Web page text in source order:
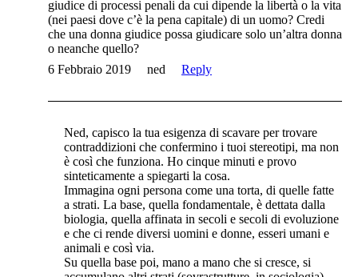
giudice di processi penali da cui dipende la libertà o la vita
(nei paesi dove c’è la pena capitale) di un uomo? Credi
che una donna giudice possa giudicare solo un’altra donna
o neanche quello?
6 Febbraio 2019
ned Reply
Ned, capisco la tua esigenza di scavare per trovare
contraddizioni che confermino i tuoi stereotipi, ma non
è così che funziona. Ho cinque minuti e provo
sinteticamente a spiegarti la cosa.
Immagina ogni persona come una torta, di quelle fatte
a strati. La base, quella fondamentale, è dettata dalla
biologia, quella affinata in secoli e secoli di evoluzione
e che ci rende diversi uomini e donne, esseri umani e
animali e così via.
Su quella base poi, mano a mano che si cresce, si